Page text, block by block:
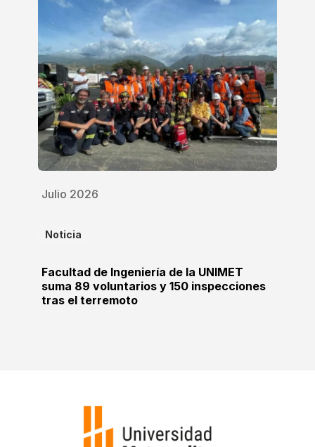
Julio 2026
Noticia
Facultad de Ingeniería de la UNIMET
suma 89 voluntarios y 150 inspecciones
tras el terremoto